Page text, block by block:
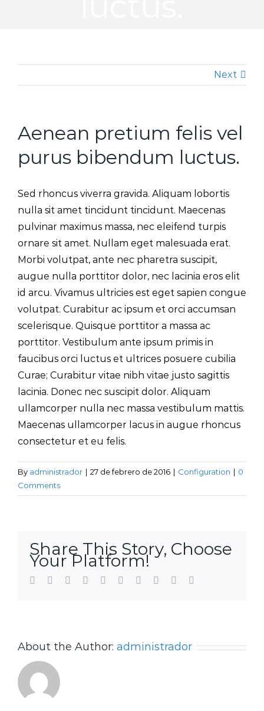
Next
Aenean pretium felis vel
purus bibendum luctus.
Sed rhoncus viverra gravida. Aliquam lobortis
nulla sit amet tincidunt tincidunt. Maecenas
pulvinar maximus massa, nec eleifend turpis
ornare sit amet. Nullam eget malesuada erat.
Morbi volutpat, ante nec pharetra suscipit,
augue nulla porttitor dolor, nec lacinia eros elit
id arcu. Vivamus ultricies est eget sapien congue
volutpat. Curabitur ac ipsum et orci accumsan
scelerisque. Quisque porttitor a massa ac
porttitor. Vestibulum ante ipsum primis in
faucibus orci luctus et ultrices posuere cubilia
Curae; Curabitur vitae nibh vitae justo sagittis
lacinia. Donec nec suscipit dolor. Aliquam
ullamcorper nulla nec massa vestibulum mattis.
Maecenas ullamcorper lacus in augue rhoncus
consectetur et eu felis.
By administrador | 27 de febrero de 2016 | Configuration | 0
Comments
Share This Story, Choose
Your Platform!
Facebook
TwitterLinkedIn
Reddit WhatsApp
TumblrPinterest Xing
About the Author: administrador